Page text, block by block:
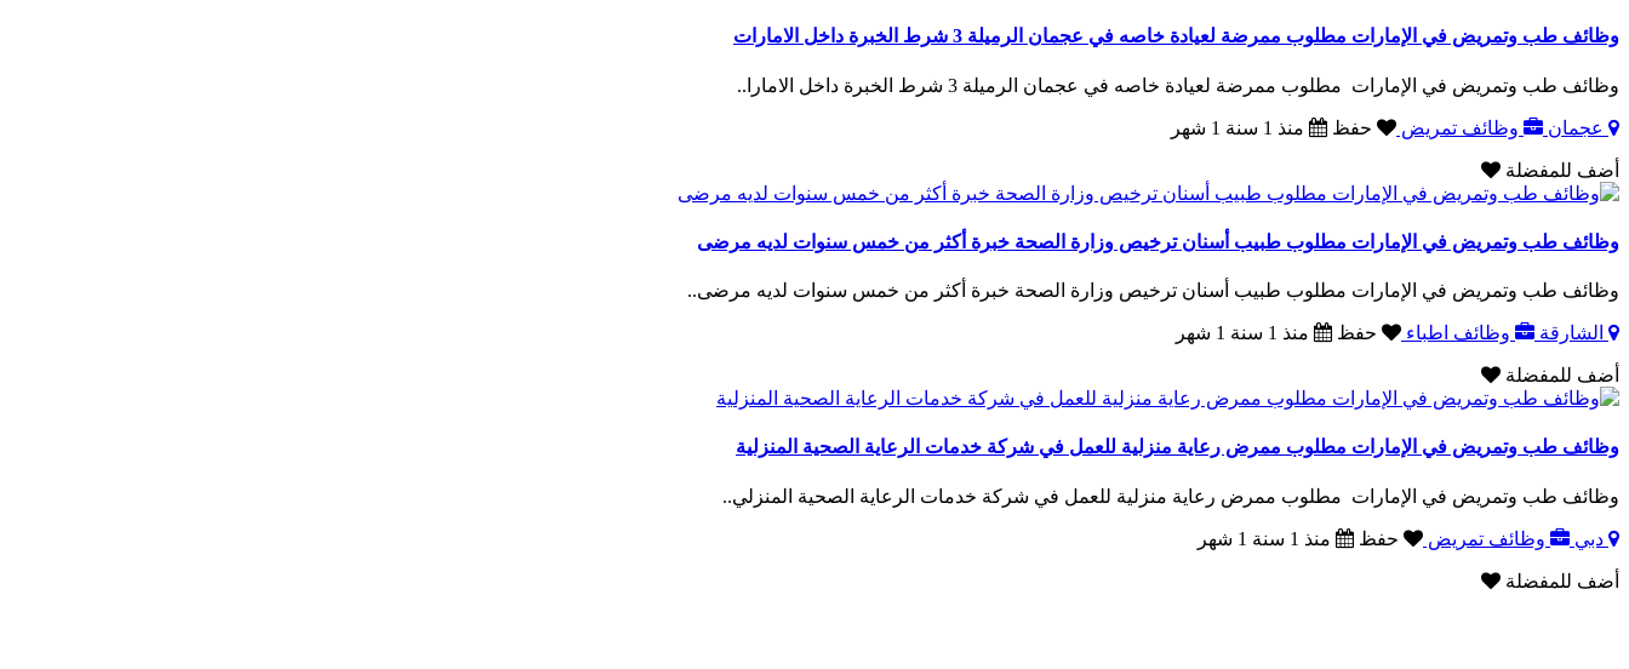
وظائف طب وتمريض في الإمارات مطلوب ممرضة لعيادة خاصه في عجمان الرميلة 3 شرط الخبرة داخل الامارات
وظائف طب وتمريض في الإمارات مطلوب ممرضة لعيادة خاصه في عجمان الرميلة 3 شرط الخبرة داخل الامارا..
عجمان وظائف تمريض حفظ منذ 1 سنة 1 شهر
أضف للمفضلة
وظائف طب وتمريض في الإمارات مطلوب طبيب أسنان ترخيص وزارة الصحة خبرة أكثر من خمس سنوات لديه مرضى
وظائف طب وتمريض في الإمارات مطلوب طبيب أسنان ترخيص وزارة الصحة خبرة أكثر من خمس سنوات لديه مرضى..
الشارقة وظائف اطباء حفظ منذ 1 سنة 1 شهر
أضف للمفضلة
وظائف طب وتمريض في الإمارات مطلوب ممرض رعاية منزلية للعمل في شركة خدمات الرعاية الصحية المنزلية
وظائف طب وتمريض في الإمارات مطلوب ممرض رعاية منزلية للعمل في شركة خدمات الرعاية الصحية المنزلي..
دبي وظائف تمريض حفظ منذ 1 سنة 1 شهر
أضف للمفضلة